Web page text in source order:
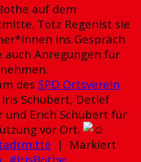
auf dem
Totz Regenist sie
ins Gespräch
auch Anregungen für
des SPD Ortsverein
Iris Schubert, Detlef
und Erich Schubert für
vor Ort.
|
Markiert